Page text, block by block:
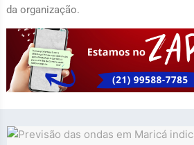
da organização.